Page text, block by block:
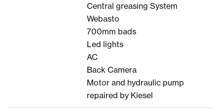
Central greasing System
Webasto
700mm bads
Led lights
AC
Back Camera
Motor and hydraulic pump
repaired by Kiesel